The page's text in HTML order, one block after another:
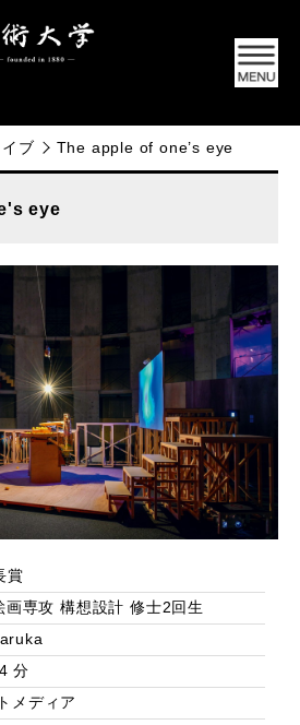
ブ The apple of one’s eye
eye
賞
画専攻 構想設計 修士2回生
分
メディア